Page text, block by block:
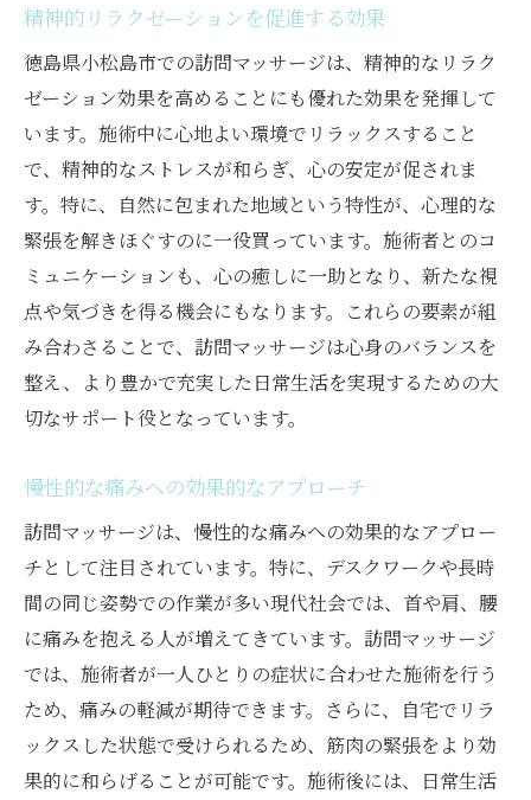
日常のストレスを解消する秘訣
訪問マッサージで心身のバランスを再構築
忙しい生活に訪問マッサージを取り入れる
利点
リラックスした空間での施術の効果
時間を有効活用したリフレッシュ方法
小松島市の自然と訪問マッサージで心身をリフ
レッシュ
自然の中での訪問マッサージの特別な体験
環境がもたらすリラクゼーション効果
自然の音と訪問マッサージの相乗効果
地元の自然と調和したリフレッシュ方法
地域の健康を支える訪問マッサージの役割を徹
底解説
訪問マッサージが地域にもたらす健康的な
影響
地域社会における訪問マッサージの重要性
訪問マッサージが高齢者を支援する方法
精神的リラクゼーションを促進する効果
徳島県小松島市での訪問マッサージは、精神的なリラク
ゼーション効果を高めることにも優れた効果を発揮して
います。施術中に心地よい環境でリラックスすること
で、精神的なストレスが和らぎ、心の安定が促されま
す。特に、自然に包まれた地域という特性が、心理的な
緊張を解きほぐすのに一役買っています。施術者とのコ
ミュニケーションも、心の癒しに一助となり、新たな視
点や気づきを得る機会にもなります。これらの要素が組
み合わさることで、訪問マッサージは心身のバランスを
整え、より豊かで充実した日常生活を実現するための大
切なサポート役となっています。
慢性的な痛みへの効果的なアプローチ
訪問マッサージは、慢性的な痛みへの効果的なアプロー
チとして注目されています。特に、デスクワークや長時
間の同じ姿勢での作業が多い現代社会では、首や肩、腰
に痛みを抱える人が増えてきています。訪問マッサージ
では、施術者が一人ひとりの症状に合わせた施術を行う
ため、痛みの軽減が期待できます。さらに、自宅でリラ
ックスした状態で受けられるため、筋肉の緊張をより効
果的に和らげることが可能です。施術後には、日常生活